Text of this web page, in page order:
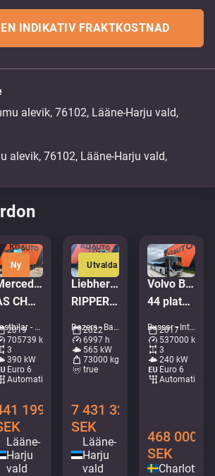
INDIKATIV FRAKTKOSTNAD
alevik, 76102, Lääne-Harju vald,
Ny
Mercedes-Benz Actros 2653 6x2
AS CHASSI / GIGASPACE
Lastbilar - Chassi • M190-4102
2019
705739 km
3
390 kW
Euro 6
Automatisk
199
Lääne-
Harju
vald
Utvalda
Liebherr PR 776 G6.0
RIPPER / Service history available / Imported from Iceland
Dozers - Bandgrävare • M961-0619
2022
6997 h
565 kW
73000 kg
true
7 431 328
SEK
Lääne-
Harju
vald
Volvo B8R 8900 LE 6x2*4
44 platser + 53 stående / AC
Bussar - Intercitybuss • M183-8892
2017
537000 km
3
240 kW
Euro 6
Automatisk
468 000
SEK